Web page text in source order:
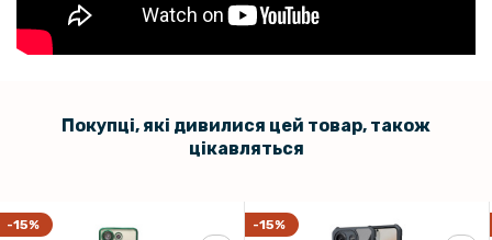
Захисне скло з рамкою CD Pattern на задню камеру для Xiaomi
Redmi Note 13 4G
Протиударна гідрогелева плівка Hydrogel Film для Xiaomi Redmi
159 грн
Покупці, які дивилися цей товар, також
цікавляться
-15% -15%